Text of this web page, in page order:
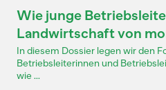
Wie junge
Landwirtschaft von
In diesem Dossier legen wir den
Betriebsleiterinnen und
wie ...